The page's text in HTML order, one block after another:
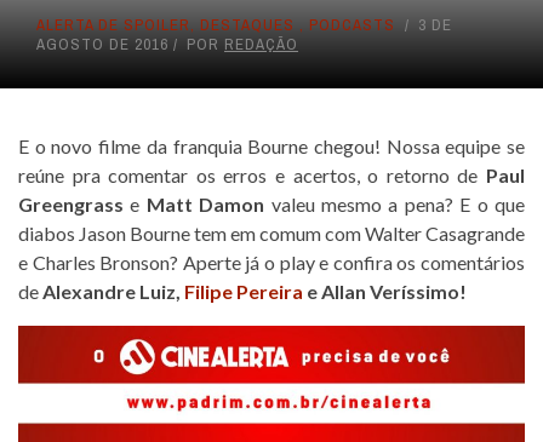
ALERTA DE SPOILER, DESTAQUES , PODCASTS
3 DE
AGOSTO DE 2016
POR REDAÇÃO
E o novo filme da franquia Bourne chegou! Nossa equipe se
reúne pra comentar os erros e acertos, o retorno de Paul
Greengrass e Matt Damon valeu mesmo a pena? E o que
diabos Jason Bourne tem em comum com Walter Casagrande
e Charles Bronson? Aperte já o play e confira os comentários
deAlexandre Luiz, Filipe Pereira eAllan Veríssimo!